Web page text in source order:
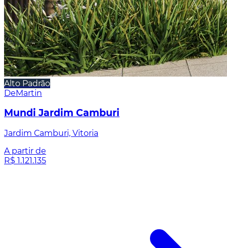
Alto Padrão
DeMartin
Mundi Jardim Camburi
Jardim Camburi, Vitoria
A partir de
R$ 1.121.135